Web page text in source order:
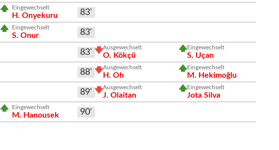
Eingewechselt
H. Onyekuru 83'
Eingewechselt
S. Onur 83'
83'
Ausgewechselt
O. Kökçü
Eingewechselt
S. Uçan
88'
Ausgewechselt
H. Oh
Eingewechselt
M. Hekimoğlu
89'
Ausgewechselt
J. Olaitan
Eingewechselt
Jota Silva
Eingewechselt
M. Hanousek 90'